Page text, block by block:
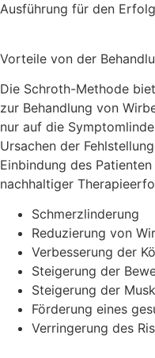
Ausführung für den
Vorteile von der
Die Schroth-Methode
zur Behandlung von
nur auf die
Ursachen der
Einbindung des
nachhaltiger
Schmerzlinderung
Reduzierung von
Verbesserung der
Steigerung der
Steigerung der
Förderung eines
Verringerung des